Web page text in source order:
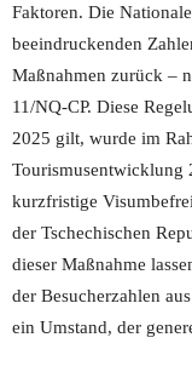
Faktoren. Die
beeindruckenden
Maßnahmen zurück –
11/NQ-CP. Diese
2025 gilt, wurde im
Tourismusentwicklung
kurzfristige
der Tschechischen
dieser Maßnahme
der Besucherzahlen
ein Umstand, der